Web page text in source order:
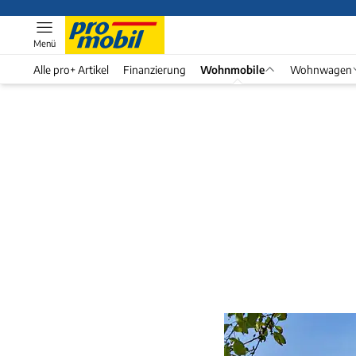
Menü
Alle pro+ Artikel Finanzierung Wohnmobile Wohnwagen